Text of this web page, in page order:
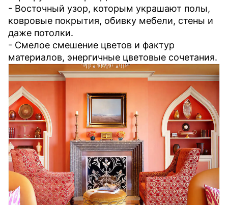
- Восточный узор, которым украшают полы,
ковровые покрытия, обивку мебели, стены и
даже потолки.
- Смелое смешение цветов и фактур
материалов, энергичные цветовые сочетания.